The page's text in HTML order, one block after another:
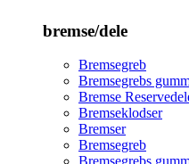
bremse/dele
Bremsegreb
Bremsegrebs
Bremse
Bremseklodser
Bremser
Bremsegreb